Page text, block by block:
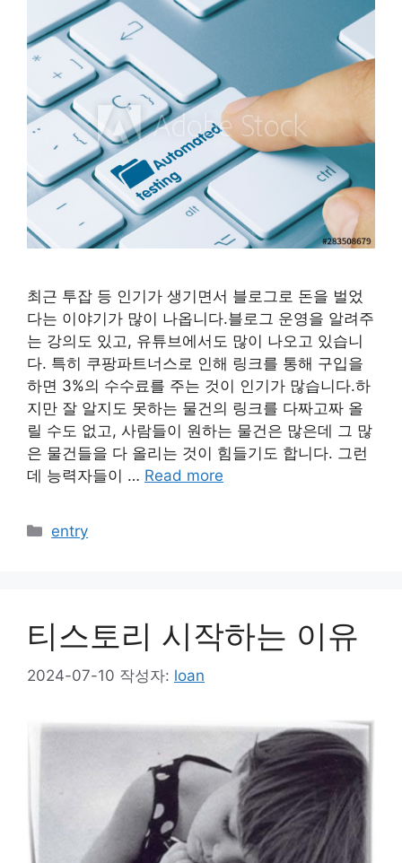
최근 투잡 등 인기가 생기면서 블로그로 돈을 벌었
다는 이야기가 많이 나옵니다.블로그 운영을 알려주
는 강의도 있고, 유튜브에서도 많이 나오고 있습니
다. 특히 쿠팡파트너스로 인해 링크를 통해 구입을
하면 3%의 수수료를 주는 것이 인기가 많습니다.하
지만 잘 알지도 못하는 물건의 링크를 다짜고짜 올
릴 수도 없고, 사람들이 원하는 물건은 많은데 그 많
은 물건들을 다 올리는 것이 힘들기도 합니다. 그런
데 능력자들이 … Read more
카
entry
티스토리 시작하는 이유
2024-07-10 작성자: loan